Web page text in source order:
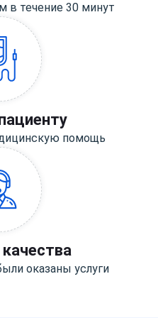
в течение 30 минут
помощь
оказаны услуги